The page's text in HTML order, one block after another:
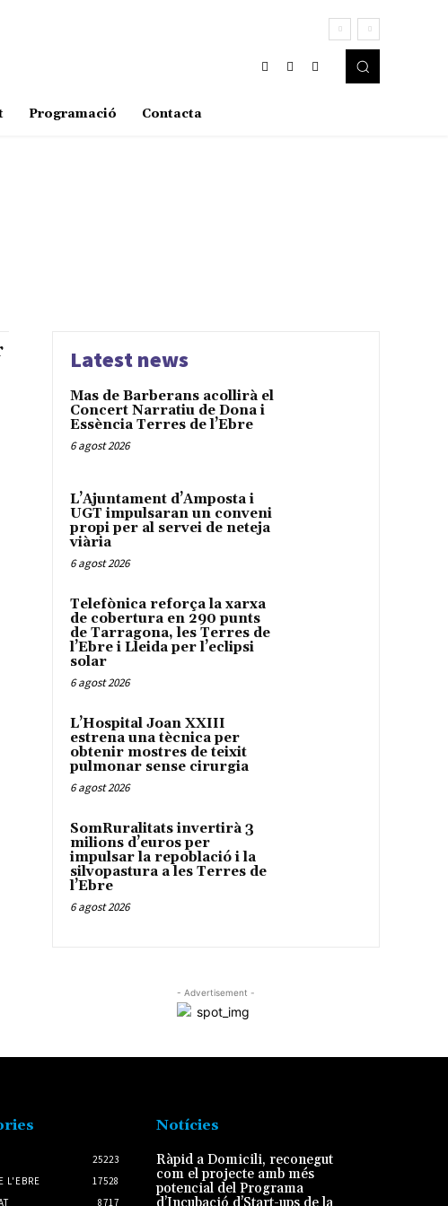
Programació Contacta
Latest news
Mas de Barberans acollirà el
Concert Narratiu de Dona i
Essència Terres de l’Ebre
6 agost 2026
L’Ajuntament d’Amposta i
UGT impulsaran un conveni
propi per al servei de neteja
viària
6 agost 2026
Telefònica reforça la xarxa
de cobertura en 290 punts
de Tarragona, les Terres de
l’Ebre i Lleida per l’eclipsi
solar
6 agost 2026
L’Hospital Joan XXIII
estrena una tècnica per
obtenir mostres de teixit
pulmonar sense cirurgia
6 agost 2026
SomRuralitats invertirà 3
milions d’euros per
impulsar la repoblació i la
silvopastura a les Terres de
l’Ebre
6 agost 2026
- Advertisement -
25223
L'EBRE
17528
8717
Notícies
Ràpid a Domicili, reconegut
com el projecte amb més
potencial del Programa